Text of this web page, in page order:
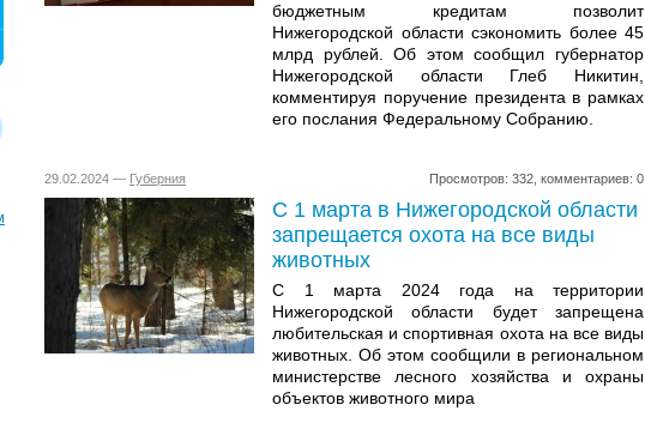
бюджетным кредитам позволит
Нижегородской области сэкономить более 45
млрд рублей. Об этом сообщил губернатор
Нижегородской области Глеб Никитин,
комментируя поручение президента в рамках
его послания Федеральному Собранию.
29.02.2024 — Губерния Просмотров: 332, комментариев: 0
С 1 марта в Нижегородской области
запрещается охота на все виды
животных
С 1 марта 2024 года на территории
Нижегородской области будет запрещена
любительская и спортивная охота на все виды
животных. Об этом сообщили в региональном
министерстве лесного хозяйства и охраны
объектов животного мира